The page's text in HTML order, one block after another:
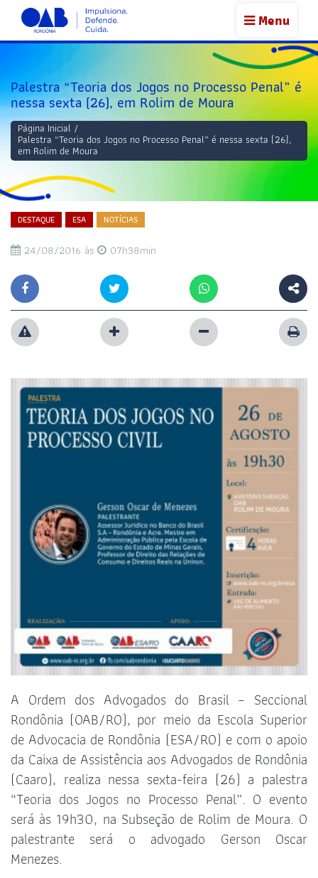
Menu
Palestra “Teoria dos Jogos no Processo Penal” é
nessa sexta (26), em Rolim de Moura
Página Inicial /
Palestra “Teoria dos Jogos no Processo Penal” é nessa sexta (26),
em Rolim de Moura
DESTAQUE ESA NOTÍCIAS
24/08/2016 às 07h38min
A Ordem dos Advogados do Brasil – Seccional
Rondônia (OAB/RO), por meio da Escola Superior
de Advocacia de Rondônia (ESA/RO) e com o apoio
da Caixa de Assistência aos Advogados de Rondônia
(Caaro), realiza nessa sexta-feira (26) a palestra
“Teoria dos Jogos no Processo Penal”. O evento
será às 19h30, na Subseção de Rolim de Moura. O
palestrante será o advogado Gerson Oscar
Menezes.